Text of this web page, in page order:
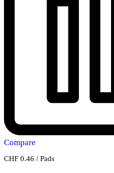
Compare
CHF 0.46 / Pads